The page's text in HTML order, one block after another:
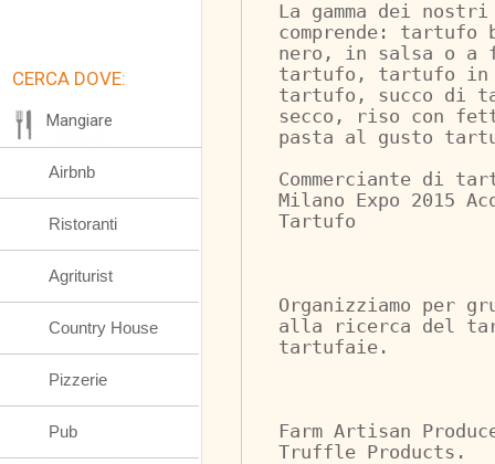
La gamma dei
comprende:
nero, in salsa o
tartufo, tartufo in
tartufo, succo di
secco, riso con
pasta al gusto
Commerciante di
Milano Expo 2015
Tartufo
Organizziamo per
alla ricerca del
tartufaie.
Farm Artisan
Truffle Products.
CERCA DOVE:
Mangiare
Airbnb
Ristoranti
Agriturist
Country House
Pizzerie
Pub